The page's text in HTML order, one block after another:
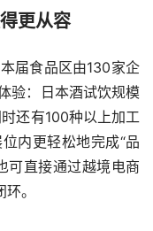
更从容
届食品区由130家企
验：日本酒试饮规模
还有100种以上加工
内更轻松地完成“品
直接通过越境电商
。